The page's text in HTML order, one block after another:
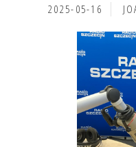
2025-05-16